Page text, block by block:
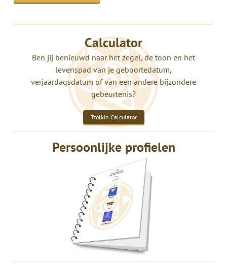
Calculator
Ben jij benieuwd naar het zegel, de toon en het
levenspad van je geboortedatum,
verjaardagsdatum of van een andere bijzondere
gebeurtenis?
Tzolkin Calculator
Persoonlijke profielen